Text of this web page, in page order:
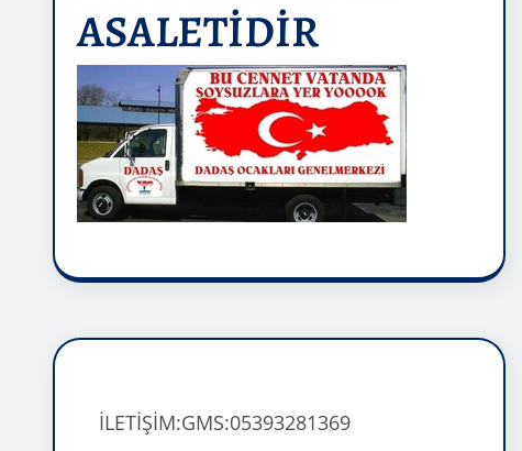
ASALETİDİR
İLETİŞİM:GMS:05393281369